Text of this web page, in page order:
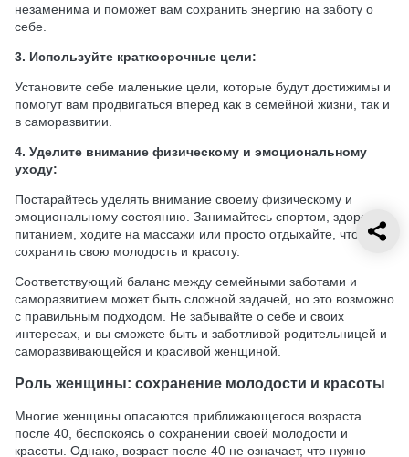
незаменима и поможет вам сохранить энергию на заботу о
себе.
3. Используйте краткосрочные цели:
Установите себе маленькие цели, которые будут достижимы и
помогут вам продвигаться вперед как в семейной жизни, так и
в саморазвитии.
4. Уделите внимание физическому и эмоциональному
уходу:
Постарайтесь уделять внимание своему физическому и
эмоциональному состоянию. Занимайтесь спортом, здоровым
питанием, ходите на массажи или просто отдыхайте, чтобы
сохранить свою молодость и красоту.
Соответствующий баланс между семейными заботами и
саморазвитием может быть сложной задачей, но это возможно
с правильным подходом. Не забывайте о себе и своих
интересах, и вы сможете быть и заботливой родительницей и
саморазвивающейся и красивой женщиной.
Роль женщины: сохранение молодости и красоты
Многие женщины опасаются приближающегося возраста
после 40, беспокоясь о сохранении своей молодости и
красоты. Однако, возраст после 40 не означает, что нужно